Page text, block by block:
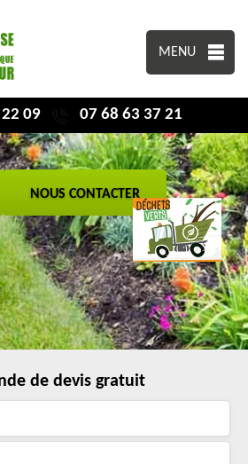
MENU
09 07 68 63 37 21
NOUS CONTACTER
de devis gratuit